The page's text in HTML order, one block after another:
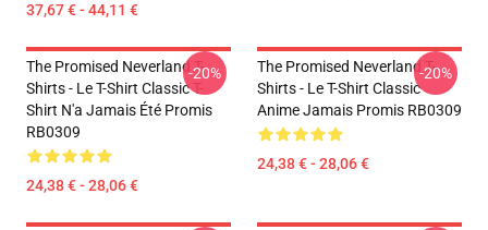
37,67 € - 44,11 €
The Promised Neverland T-
Shirts - Le T-Shirt Classic T-
Shirt N'a Jamais Été Promis
RB0309
24,38 € - 28,06 €
-20%
The Promised Neverland T-
Shirts - Le T-Shirt Classic
Anime Jamais Promis RB0309
24,38 € - 28,06 €
-20%